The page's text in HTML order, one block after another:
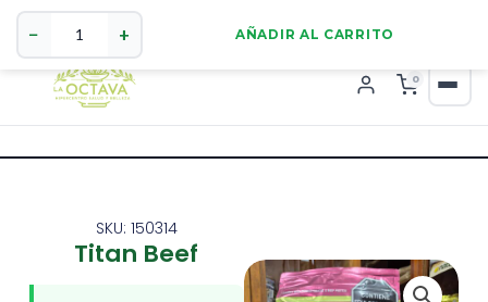
0
SKU: 150314
Titan Beef
Titan
Beef
cantidad
− + AÑADIR AL CARRITO